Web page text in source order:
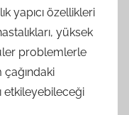
yapıcı özellikleri
yüksek
problemlerle
çağındaki
etkileyebileceği